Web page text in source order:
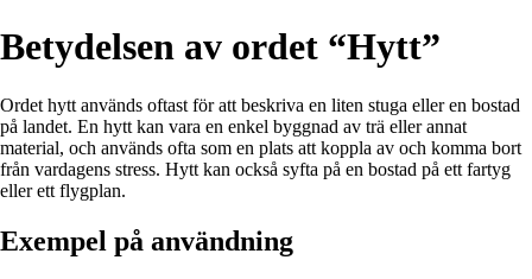
Betydelsen av ordet “Hytt”
Ordet hytt används oftast för att beskriva en liten stuga eller en bostad
på landet. En hytt kan vara en enkel byggnad av trä eller annat
material, och används ofta som en plats att koppla av och komma bort
från vardagens stress. Hytt kan också syfta på en bostad på ett fartyg
eller ett flygplan.
Exempel på användning